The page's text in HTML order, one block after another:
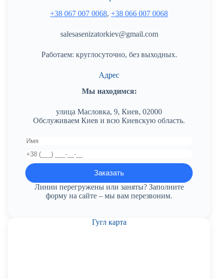
+38 067 007 0068, +38 066 007 0068
salesasenizatorkiev@gmail.com
Работаем: круглосуточно, без выходных.
Адрес
Мы находимся:
улица Масловка, 9, Киев, 02000
Обслуживаем Киев и всю Киевскую область.
Линии перегружены или заняты? Заполните
форму на сайте – мы вам перезвоним.
Гугл карта